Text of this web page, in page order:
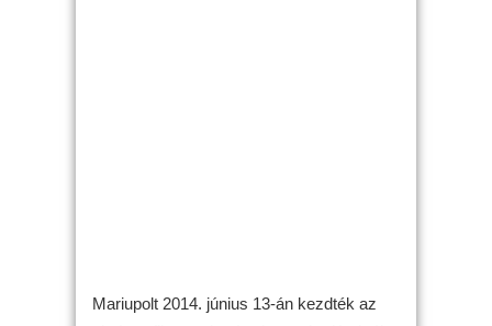
Mariupolt 2014. június 13-án kezdték az